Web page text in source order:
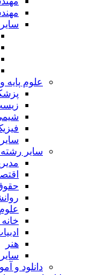
سایر
علوم پایه و
پزشکی
زیست
شیمی
فیزیک و
سایر
سایر رشته ها
مدیریت
اقتصاد
حقوق
علوم
خانه و
ادبیات
هنر
سایر
دانلود و آموزش